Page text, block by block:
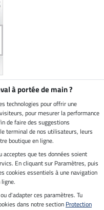
à portée de main ?
technologies pour offrir une
pour mesurer la performance
de faire des suggestions
terminal de nos utilisateurs, leurs
boutique en ligne.
que tes données soient
En cliquant sur Paramètres, puis
cookies essentiels à une navigation
d'adapter ces paramètres. Tu
dans notre section Protection